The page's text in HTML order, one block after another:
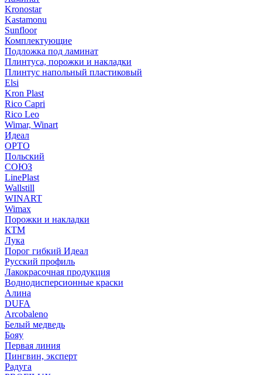
Kronostar
Kastamonu
Sunfloor
Комплектующие
Подложка под ламинат
Плинтуса, порожки и накладки
Плинтус напольный пластиковый
Elsi
Kron Plast
Rico Capri
Rico Leo
Wimar, Winart
Идеал
ОРТО
Польский
СОЮЗ
LinePlast
Wallstill
WINART
Wimax
Порожки и накладки
КТМ
Лука
Порог гибкий Идеал
Русский профиль
Лакокрасочная продукция
Воднодисперсионные краски
Алина
DUFA
Arcobaleno
Белый медведь
Бояу
Первая линия
Пингвин, эксперт
Радуга